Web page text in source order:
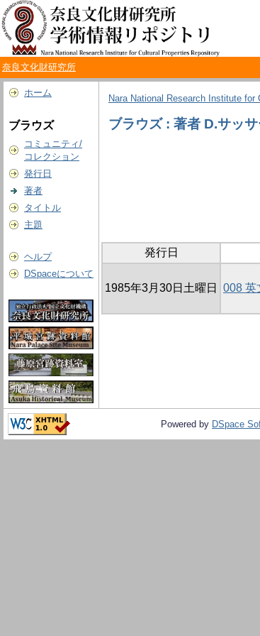
奈良文化財研究所
ホーム
ブラウズ
コミュニティ/
コレクション
発行日
著者
タイトル
主題
ヘルプ
DSpaceについて
Nara National Research Institute
ブラウズ : 著者 D.サッサ
発行日
1985年3月30日土曜日 008 英
Powered by DSpace